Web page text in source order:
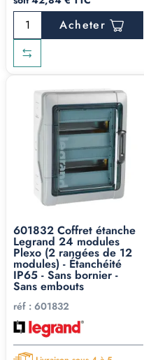
Acheter
601832 Coffret étanche
Legrand 24 modules
Plexo (2 rangées de 12
modules) - Étanchéité
IP65 - Sans bornier -
Sans embouts
réf : 601832